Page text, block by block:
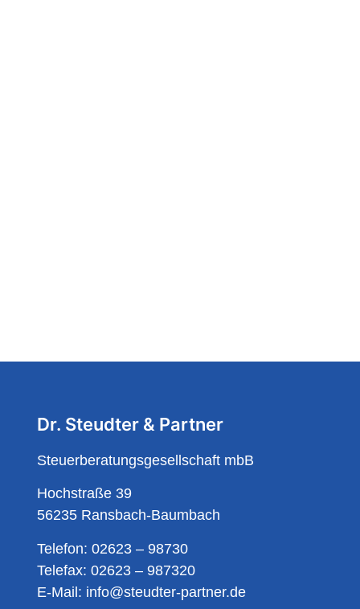
Dr. Steudter & Partner
Steuerberatungsgesellschaft mbB
Hochstraße 39
56235 Ransbach-Baumbach
Telefon: 02623 – 98730
Telefax: 02623 – 987320
E-Mail: info@steudter-partner.de